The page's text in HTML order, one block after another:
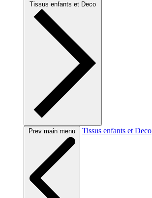
Tissus enfants et Deco
Prev main menu Tissus enfants et Deco